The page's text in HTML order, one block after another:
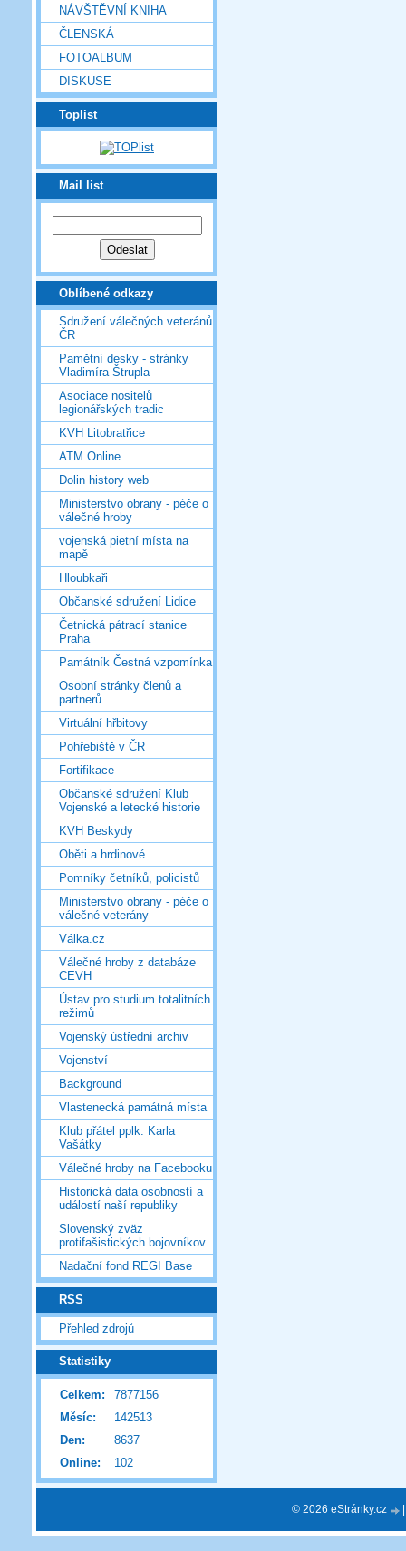
NÁVŠTĚVNÍ KNIHA
ČLENSKÁ
FOTOALBUM
DISKUSE
Toplist
Mail list
Oblíbené odkazy
Sdružení válečných veteránů
ČR
Pamětní desky - stránky
Vladimíra Štrupla
Asociace nositelů
legionářských tradic
KVH Litobratřice
ATM Online
Dolin history web
Ministerstvo obrany - péče o
válečné hroby
vojenská pietní místa na
mapě
Hloubkaři
Občanské sdružení Lidice
Četnická pátrací stanice
Praha
Památník Čestná vzpomínka
Osobní stránky členů a
partnerů
Virtuální hřbitovy
Pohřebiště v ČR
Fortifikace
Občanské sdružení Klub
Vojenské a letecké historie
KVH Beskydy
Oběti a hrdinové
Pomníky četníků, policistů
Ministerstvo obrany - péče o
válečné veterány
Válka.cz
Válečné hroby z databáze
CEVH
Ústav pro studium totalitních
režimů
Vojenský ústřední archiv
Vojenství
Background
Vlastenecká památná místa
Klub přátel pplk. Karla
Vašátky
Válečné hroby na Facebooku
Historická data osobností a
událostí naší republiky
Slovenský zväz
protifašistických bojovníkov
Nadační fond REGI Base
RSS
Přehled zdrojů
Statistiky
Online: 102
Celkem:
7877156
Měsíc:
142513
Den:
8637
© 2026 eStránky.cz